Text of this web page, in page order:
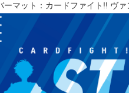
ーマット：カードファイト!! ヴ